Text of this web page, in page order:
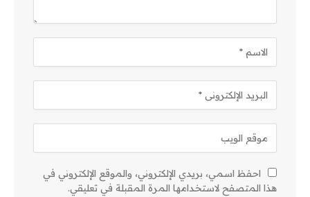
احفظ اسمي، بريدي الإلكتروني، والموقع الإلكتروني في
هذا المتصفح لاستخدامها المرة المقبلة في تعليقي.